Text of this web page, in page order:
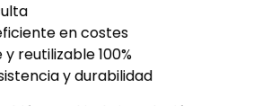
en costes
reutilizable 100%
y durabilidad